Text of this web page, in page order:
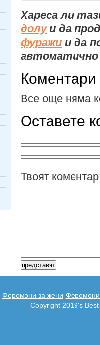
Хареса ли
долуи да
фуражи и да
автоматично
Коментари
Все още няма
Оставете
Твоят коментар
Феромони за жени Феромони
Copyright 2019's